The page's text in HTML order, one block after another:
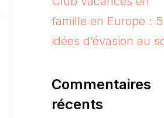
famille en Europe : 5
idées d’évasion au
Commentaires
récents